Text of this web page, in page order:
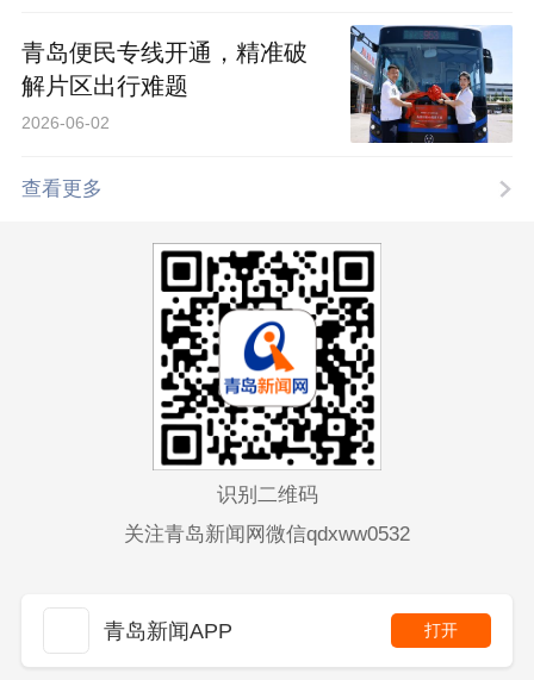
青岛便民专线开通，精准破
解片区出行难题
2026-06-02
查看更多
识别二维码
关注青岛新闻网微信qdxww0532
青岛新闻APP 打开